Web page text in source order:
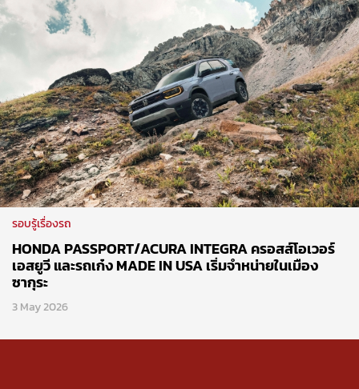
รอบรู้เรื่องรถ
HONDA PASSPORT/ACURA INTEGRA ครอสส์โอเวอร์
เอสยูวี และรถเก๋ง MADE IN USA เริ่มจำหน่ายในเมือง
ซากุระ
3 May 2026